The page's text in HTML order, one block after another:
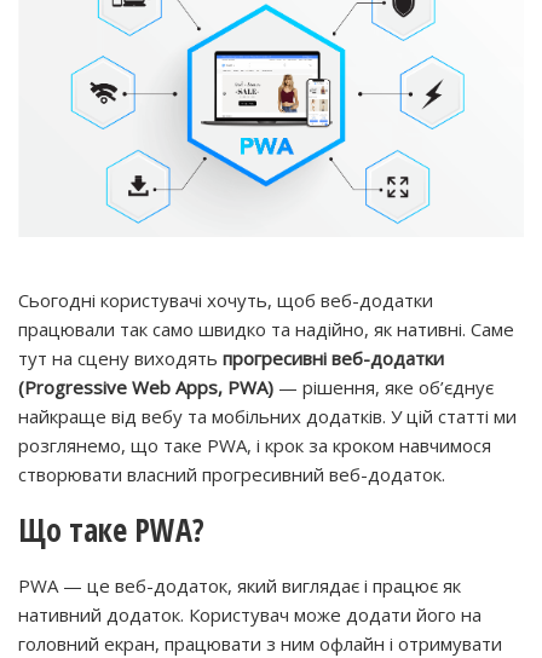
Сьогодні користувачі хочуть, щоб веб-додатки
працювали так само швидко та надійно, як нативні. Саме
тут на сцену виходять прогресивні веб-додатки
(Progressive Web Apps, PWA) — рішення, яке об’єднує
найкраще від вебу та мобільних додатків. У цій статті ми
розглянемо, що таке PWA, і крок за кроком навчимося
створювати власний прогресивний веб-додаток.
Що таке PWA?
PWA — це веб-додаток, який виглядає і працює як
нативний додаток. Користувач може додати його на
головний екран, працювати з ним офлайн і отримувати